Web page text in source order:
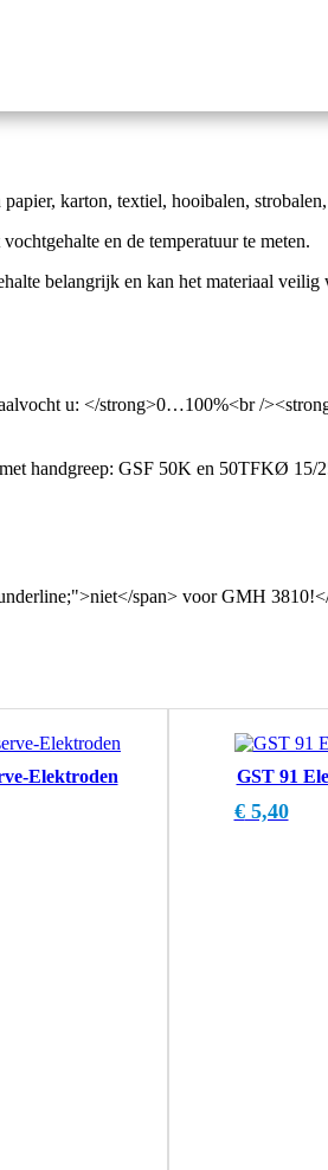
karton, textiel, hooibalen,
en de temperatuur te meten.
belangrijk en kan het materiaal
u: </strong>0…100%<br /
handgreep: GSF 50K en 50TFKØ 15/
span> voor GMH
Elektroden GST 91
€5,40